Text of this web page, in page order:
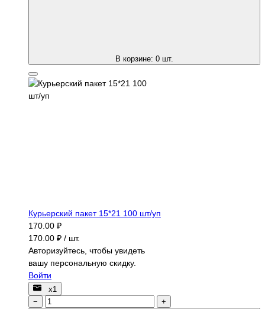
В корзине: 0 шт.
Курьерский пакет 15*21 100 шт/уп
170.00 ₽
170.00 ₽ / шт.
Авторизуйтесь, чтобы увидеть
вашу персональную скидку.
Войти
х1
−
+